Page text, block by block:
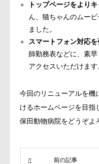
トップページをより
ん、猫ちゃんのムー
ました。
スマートフォン対応
師勤務表などに、素
アクセスいただけます
今回のリニューアルを機
けるホームページを目指
保田動物病院をどうぞよ
前の記事